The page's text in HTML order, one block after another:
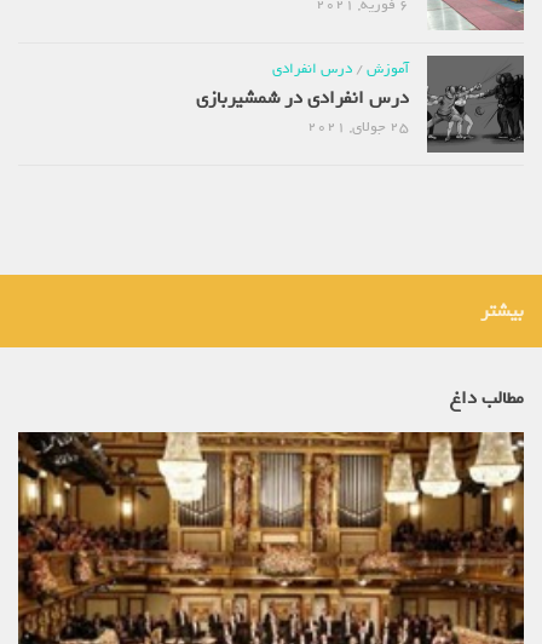
آموزش/درس انفرادی
درس انفرادی در شمشیربازی
بیشتر
مطالب داغ